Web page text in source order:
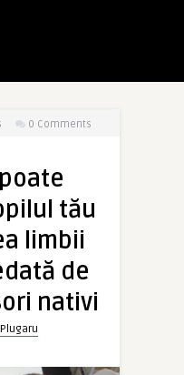
0 Comments
tău
limbii
de
nativi